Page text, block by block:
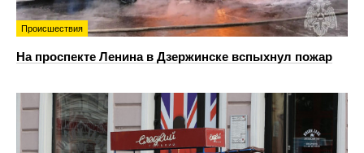
Происшествия
На проспекте Ленина в Дзержинске вспыхнул пожар